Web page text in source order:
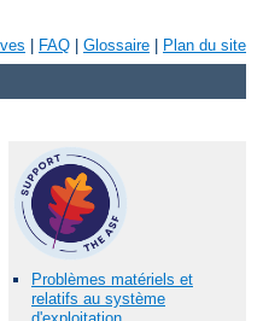
FAQ Glossaire Plan du site
Problèmes matériels et
relatifs au système